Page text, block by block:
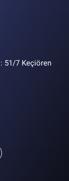
51/7 Keçiören